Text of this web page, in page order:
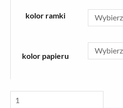
kolor ramki
kolor papieru
wieża
Gliwicach'